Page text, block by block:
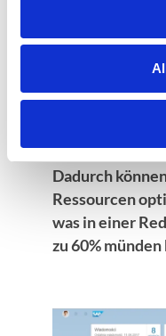
Statistiken und
werden vom
Dadurch
Ressourcen
was in einer
zu 60% münden